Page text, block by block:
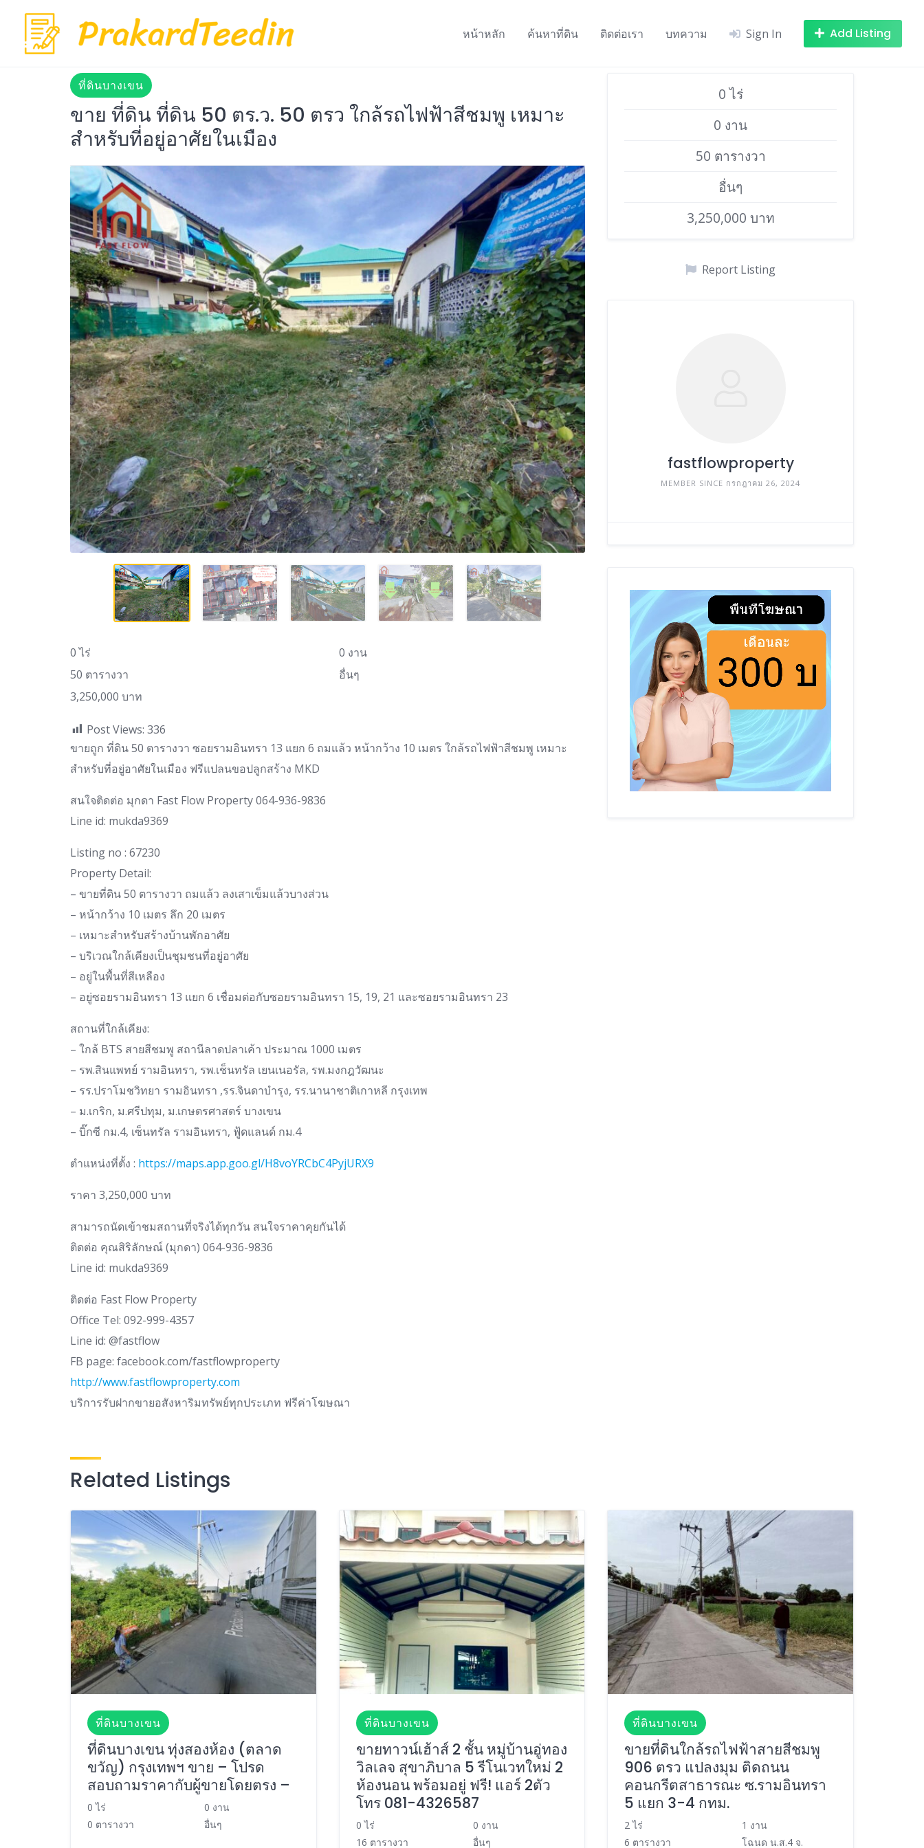
content
หน้าหลัก ค้นหาที่ดิน ติดต่อเรา บทความ Sign In Add Listing
ที่ดินบางเขน
ขาย ที่ดิน ที่ดิน 50 ตร.ว. 50 ตรว ใกล้รถไฟฟ้าสีชมพู เหมาะ
สำหรับที่อยู่อาศัยในเมือง
0 ไร่
0 งาน
50 ตารางวา
อื่นๆ
3,250,000 บาท
Post Views: 336
ขายถูก ที่ดิน 50 ตารางวา ซอยรามอินทรา 13 แยก 6 ถมแล้ว หน้ากว้าง 10 เมตร ใกล้รถไฟฟ้าสีชมพู เหมาะ
สำหรับที่อยู่อาศัยในเมือง ฟรีแปลนขอปลูกสร้าง MKD
สนใจติดต่อ มุกดา Fast Flow Property 064-936-9836
Line id: mukda9369
Listing no : 67230
Property Detail:
– ขายที่ดิน 50 ตารางวา ถมแล้ว ลงเสาเข็มแล้วบางส่วน
– หน้ากว้าง 10 เมตร ลึก 20 เมตร
– เหมาะสำหรับสร้างบ้านพักอาศัย
– บริเวณใกล้เคียงเป็นชุมชนที่อยู่อาศัย
– อยู่ในพื้นที่สีเหลือง
– อยู่ซอยรามอินทรา 13 แยก 6 เชื่อมต่อกับซอยรามอินทรา 15, 19, 21 และซอยรามอินทรา 23
สถานที่ใกล้เคียง:
– ใกล้ BTS สายสีชมพู สถานีลาดปลาเค้า ประมาณ 1000 เมตร
– รพ.สินแพทย์ รามอินทรา, รพ.เช็นทรัล เยนเนอรัล, รพ.มงกฎวัฒนะ
– รร.ปราโมชวิทยา รามอินทรา ,รร.จินดาบำรุง, รร.นานาชาติเกาหลี กรุงเทพ
– ม.เกริก, ม.ศรีปทุม, ม.เกษตรศาสตร์ บางเขน
– บิ๊กซี กม.4, เซ็นทรัล รามอินทรา, ฟู้ดแลนด์ กม.4
ตำแหน่งที่ตั้ง : https://maps.app.goo.gl/H8voYRCbC4PyjURX9
ราคา 3,250,000 บาท
สามารถนัดเข้าชมสถานที่จริงได้ทุกวัน สนใจราคาคุยกันได้
ติดต่อ คุณสิริลักษณ์ (มุกดา) 064-936-9836
Line id: mukda9369
ติดต่อ Fast Flow Property
Office Tel: 092-999-4357
Line id: @fastflow
FB page: facebook.com/fastflowproperty
http://www.fastflowproperty.com
บริการรับฝากขายอสังหาริมทรัพย์ทุกประเภท ฟรีค่าโฆษณา
0 ไร่
0 งาน
50 ตารางวา
อื่นๆ
3,250,000 บาท
Report Listing
fastflowproperty
MEMBER SINCE กรกฎาคม 26, 2024
Related Listings
ที่ดินบางเขน
ที่ดินบางเขน ทุ่งสองห้อง (ตลาด
ขวัญ) กรุงเทพฯ ขาย – โปรด
สอบถามราคากับผู้ขายโดยตรง –
0 ไร่
0 งาน
0 ตารางวา
อื่นๆ
ที่ดินบางเขน
ขายทาวน์เฮ้าส์ 2 ชั้น หมู่บ้านอู่ทอง
วิลเลจ สุขาภิบาล 5 รีโนเวทใหม่ 2
ห้องนอน พร้อมอยู่ ฟรี! แอร์ 2ตัว
โทร 081-4326587
0 ไร่
0 งาน
16 ตารางวา
อื่นๆ
ที่ดินบางเขน
ขายที่ดินใกล้รถไฟฟ้าสายสีชมพู
906 ตรว แปลงมุม ติดถนน
คอนกรีตสาธารณะ ซ.รามอินทรา
5 แยก 3-4 กทม.
2 ไร่
1 งาน
6 ตารางวา
โฉนด น.ส.4 จ.